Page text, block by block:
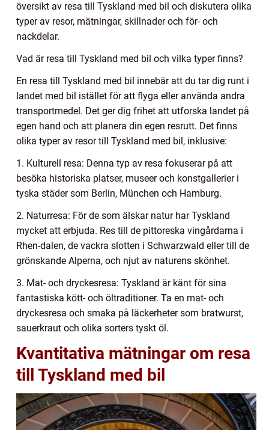
översikt av resa till Tyskland med bil och diskutera olika
typer av resor, mätningar, skillnader och för- och
nackdelar.
Vad är resa till Tyskland med bil och vilka typer finns?
En resa till Tyskland med bil innebär att du tar dig runt i
landet med bil istället för att flyga eller använda andra
transportmedel. Det ger dig frihet att utforska landet på
egen hand och att planera din egen resrutt. Det finns
olika typer av resor till Tyskland med bil, inklusive:
1. Kulturell resa: Denna typ av resa fokuserar på att
besöka historiska platser, museer och konstgallerier i
tyska städer som Berlin, München och Hamburg.
2. Naturresa: För de som älskar natur har Tyskland
mycket att erbjuda. Res till de pittoreska vingårdarna i
Rhen-dalen, de vackra slotten i Schwarzwald eller till de
grönskande Alperna, och njut av naturens skönhet.
3. Mat- och dryckesresa: Tyskland är känt för sina
fantastiska kött- och öltraditioner. Ta en mat- och
dryckesresa och smaka på läckerheter som bratwurst,
sauerkraut och olika sorters tyskt öl.
Kvantitativa mätningar om resa
till Tyskland med bil